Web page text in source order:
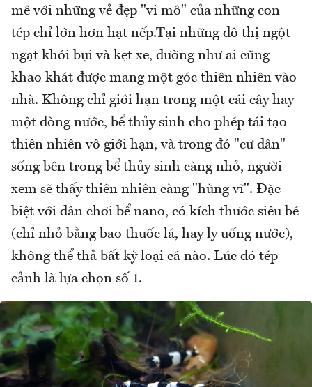
mê với những vẻ đẹp "vi mô" của những con
tép chỉ lớn hơn hạt nếp.Tại những đô thị ngột
ngạt khói bụi và kẹt xe, dường như ai cũng
khao khát được mang một góc thiên nhiên vào
nhà. Không chỉ giới hạn trong một cái cây hay
một dòng nước, bể thủy sinh cho phép tái tạo
thiên nhiên vô giới hạn, và trong đó "cư dân"
sống bên trong bể thủy sinh càng nhỏ, người
xem sẽ thấy thiên nhiên càng "hùng vĩ". Đặc
biệt với dân chơi bể nano, có kích thước siêu bé
(chỉ nhỏ bằng bao thuốc lá, hay ly uống nước),
không thể thả bất kỳ loại cá nào. Lúc đó tép
cảnh là lựa chọn số 1.